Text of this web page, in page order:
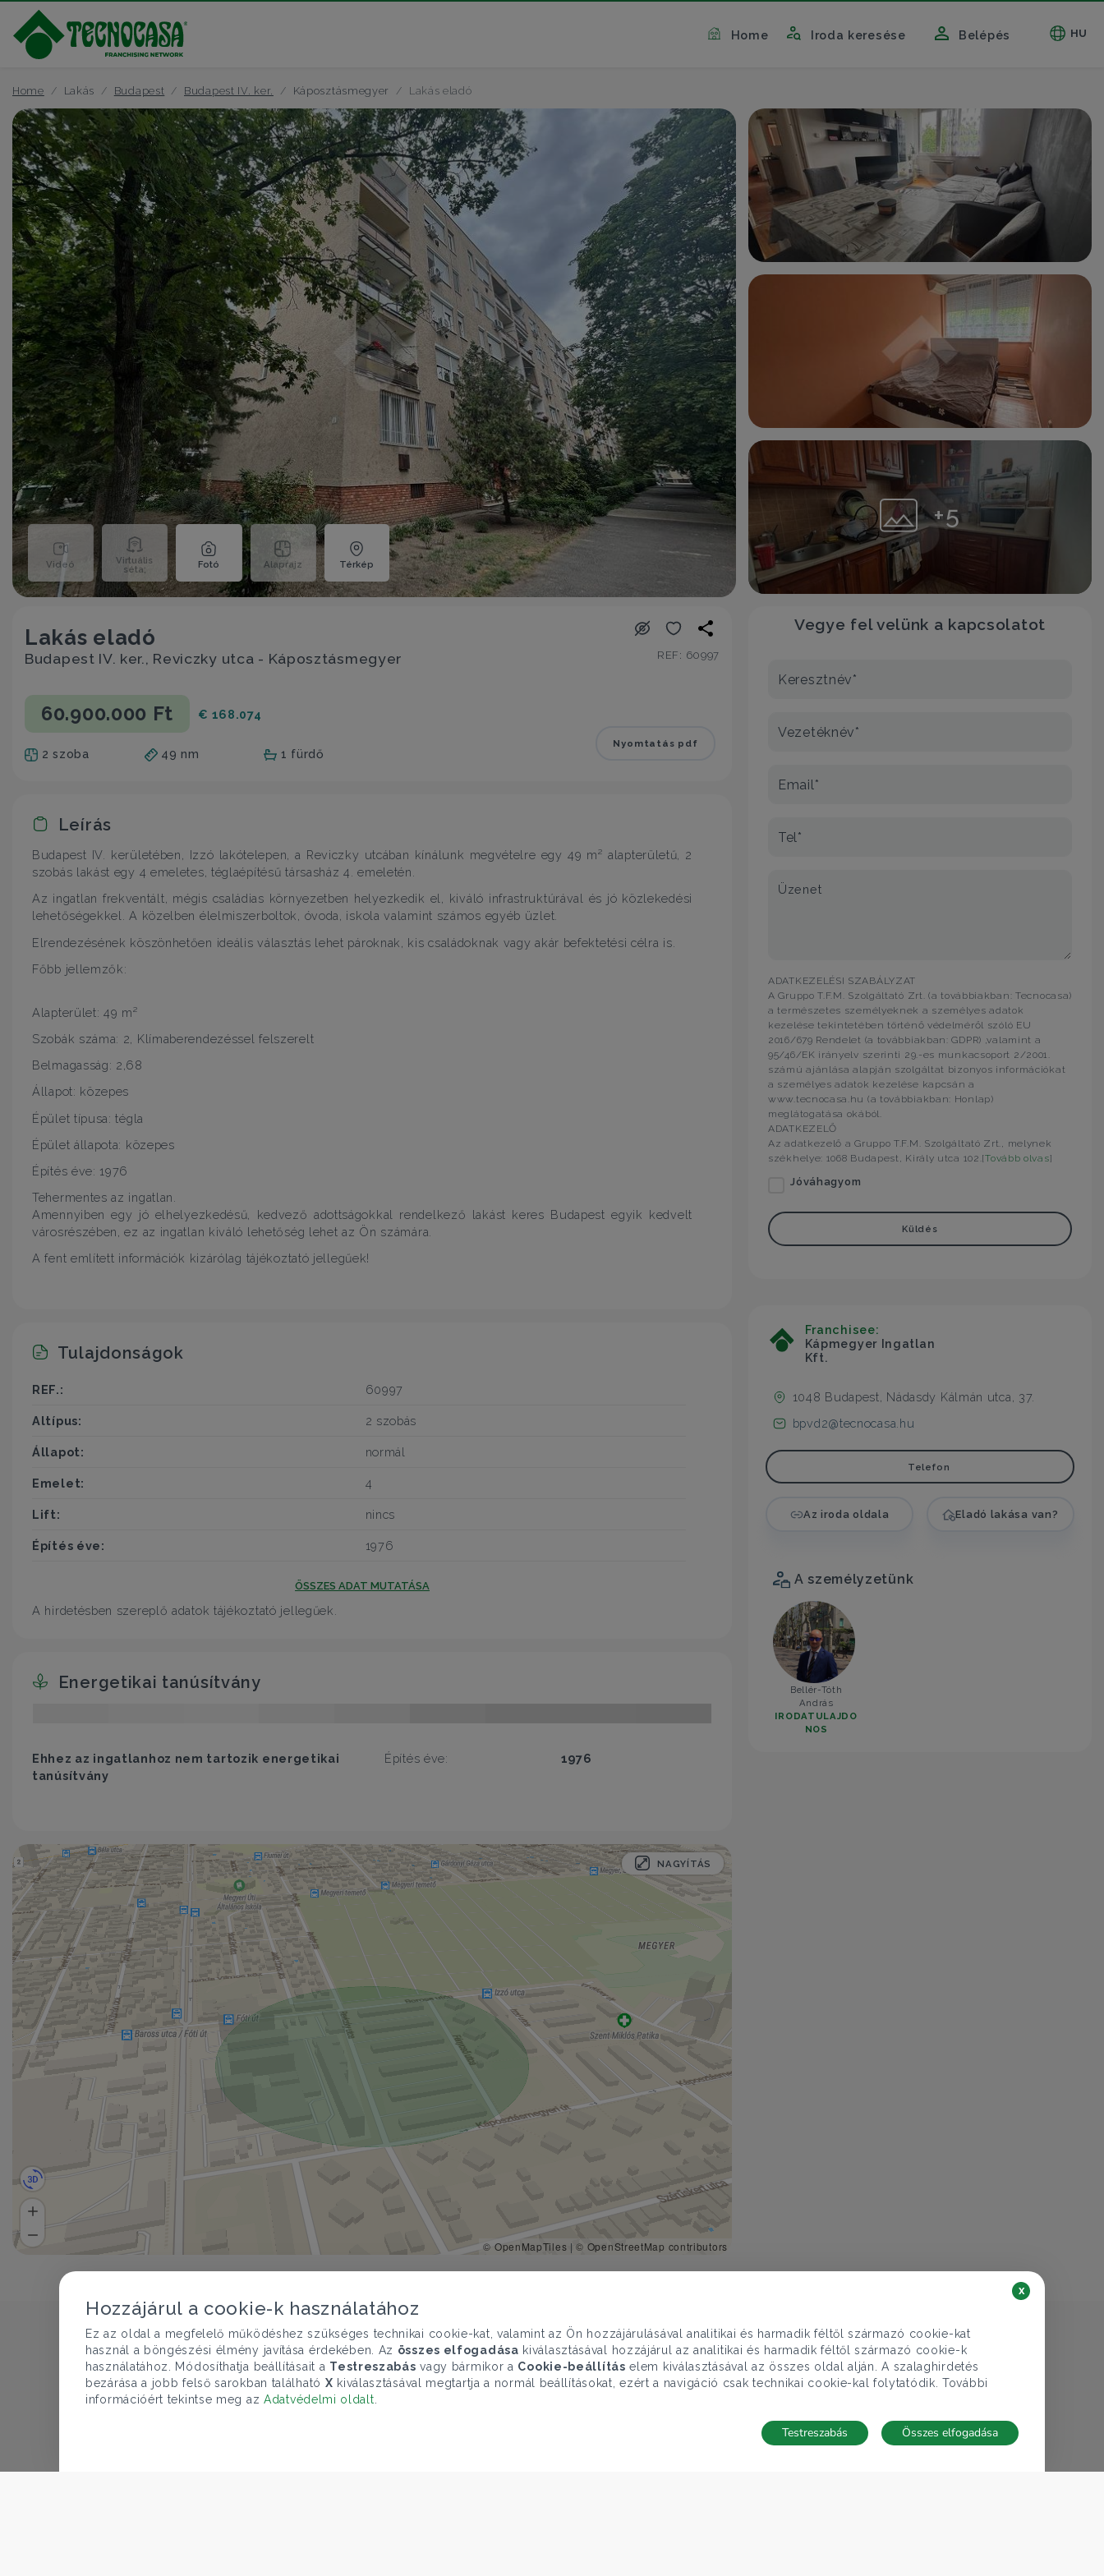
Home Iroda keresése Belépés HU
Home Lakás Budapest Budapest IV. ker. Káposztásmegyer Lakás eladó
Videó Virtuális
séta; Fotó Alaprajz Térkép
+5
Lakás eladó
Budapest IV. ker., Reviczky utca - Káposztásmegyer REF: 60997
60.900.000 Ft € 168.074
2 szoba 49 nm 1 fürdő
Nyomtatás pdf
Leírás
Budapest IV. kerületében, Izzó lakótelepen, a Reviczky utcában kínálunk megvételre egy 49 m² alapterületű, 2
szobás lakást egy 4 emeletes, téglaépítésű társasház 4. emeletén.
Az ingatlan frekventált, mégis családias környezetben helyezkedik el, kiváló infrastruktúrával és jó közlekedési
lehetőségekkel. A közelben élelmiszerboltok, óvoda, iskola valamint számos egyéb üzlet.
Elrendezésének köszönhetően ideális választás lehet pároknak, kis családoknak vagy akár befektetési célra is.
Főbb jellemzők:
Alapterület: 49 m²
Szobák száma: 2, Klímaberendezéssel felszerelt
Belmagasság: 2,68
Állapot: közepes
Épület típusa: tégla
Épület állapota: közepes
Építés éve: 1976
Tehermentes az ingatlan.
Amennyiben egy jó elhelyezkedésű, kedvező adottságokkal rendelkező lakást keres Budapest egyik kedvelt
városrészében, ez az ingatlan kiváló lehetőség lehet az Ön számára.
A fent említett információk kizárólag tájékoztató jellegűek!
Tulajdonságok
REF.: 60997
Altípus: 2 szobás
Állapot: normál
Emelet: 4
Lift: nincs
Építés éve: 1976
ÖSSZES ADAT MUTATÁSA
A hirdetésben szereplő adatok tájékoztató jellegűek.
Energetikai tanúsítvány
Ehhez az ingatlanhoz nem tartozik energetikai
tanúsítvány
Építés éve: 1976
NAGYÍTÁS
© OpenMapTiles |© OpenStreetMap contributors
Vegye fel velünk a kapcsolatot
Keresztnév*
Vezetéknév*
Email*
Tel*
Üzenet
ADATKEZELÉSI SZABÁLYZAT
A Gruppo T.F.M. Szolgáltató Zrt. (a továbbiakban: Tecnocasa)
a természetes személyeknek a személyes adatok
kezelése tekintetében történő védelméről szóló EU
2016/679 Rendelet (a továbbiakban: GDPR) ,valamint a
95/46/EK irányelv szerinti 29.-es munkacsoport 2/2001.
számú ajánlása alapján szolgáltat bizonyos információkat
a személyes adatok kezelése kapcsán a
www.tecnocasa.hu (a továbbiakban: Honlap)
meglátogatása okából.
ADATKEZELŐ
Az adatkezelő a Gruppo T.F.M. Szolgáltató Zrt., melynek
székhelye: 1068 Budapest, Király utca 102.[Tovább olvas]
Jóváhagyom
Küldés
Franchisee:
Kápmegyer Ingatlan
Kft.
1048 Budapest, Nádasdy Kálmán utca, 37.
bpvd2@tecnocasa.hu
Telefon
Az iroda oldala Eladó lakása van?
A személyzetünk
Bellér-Tóth
András
IRODATULAJDO
NOS
Hozzájárul a cookie-k használatához
Ez az oldal a megfelelő működéshez szükséges technikai cookie-kat, valamint az Ön hozzájárulásával analitikai és harmadik féltől származó cookie-kat
használ a böngészési élmény javítása érdekében. Az összes elfogadása kiválasztásával hozzájárul az analitikai és harmadik féltől származó cookie-k
használatához. Módosíthatja beállításait a Testreszabás vagy bármikor a Cookie-beállítás elem kiválasztásával az összes oldal alján. A szalaghirdetés
bezárása a jobb felső sarokban található X kiválasztásával megtartja a normál beállításokat, ezért a navigáció csak technikai cookie-kal folytatódik. További
információért tekintse meg az Adatvédelmi oldalt
x
Összes elfogadása
Testreszabás